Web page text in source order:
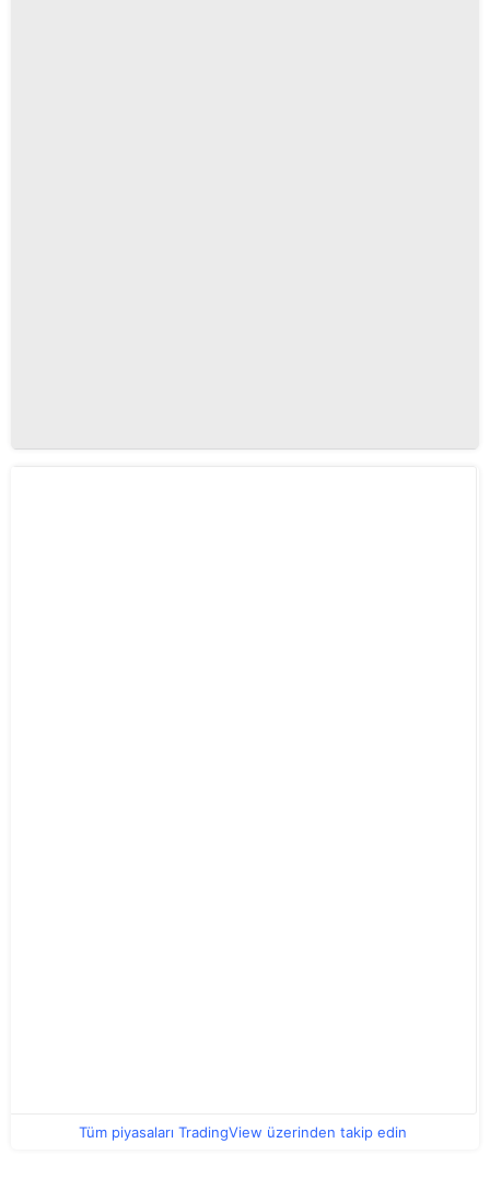
Tüm piyasaları TradingView üzerinden takip edin